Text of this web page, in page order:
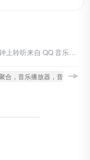
合，音乐播放器，音乐搜索